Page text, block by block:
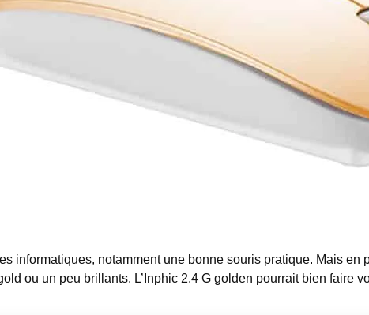
informatiques, notamment une bonne souris pratique. Mais en
ou un peu brillants. L’Inphic 2.4 G golden pourrait bien faire